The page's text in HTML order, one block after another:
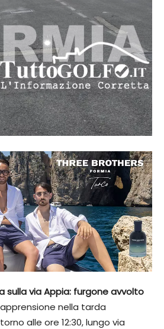
sulla via Appia: furgone avvolto
nella tarda
alle ore 12:30, lungo via